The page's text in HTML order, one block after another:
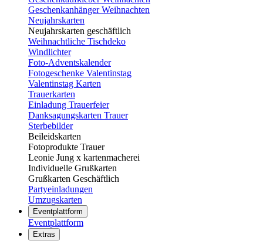
Geschenkanhänger Weihnachten
Neujahrskarten
Neujahrskarten geschäftlich
Weihnachtliche Tischdeko
Windlichter
Foto-Adventskalender
Fotogeschenke Valentinstag
Valentinstag Karten
Trauerkarten
Einladung Trauerfeier
Danksagungskarten Trauer
Sterbebilder
Beileidskarten
Fotoprodukte Trauer
Leonie Jung x kartenmacherei
Individuelle Grußkarten
Grußkarten Geschäftlich
Partyeinladungen
Umzugskarten
Eventplattform
Eventplattform
Extras